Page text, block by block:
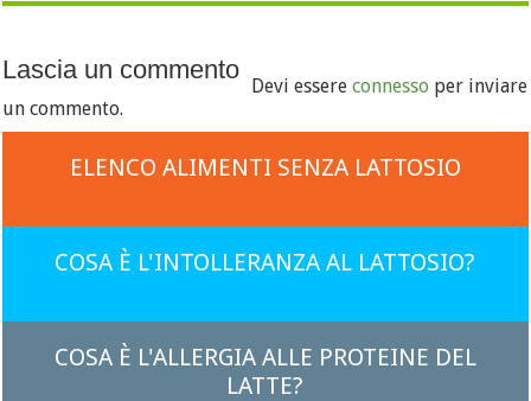
Lascia un commento
Devi essereconnesso per inviare
un commento.
ELENCO ALIMENTI SENZA LATTOSIO
COSA È L'INTOLLERANZA AL LATTOSIO?
COSA È L'ALLERGIA ALLE PROTEINE DEL
LATTE?